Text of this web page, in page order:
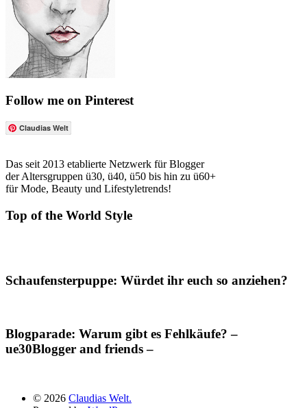
Follow me on Pinterest
Claudias Welt
Das seit 2013 etablierte Netzwerk für Blogger
der Altersgruppen ü30, ü40, ü50 bis hin zu ü60+
für Mode, Beauty und Lifestyletrends!
Top of the World Style
Schaufensterpuppe: Würdet ihr euch so anziehen?
Blogparade: Warum gibt es Fehlkäufe? –
ue30Blogger and friends –
© 2026 Claudias Welt.